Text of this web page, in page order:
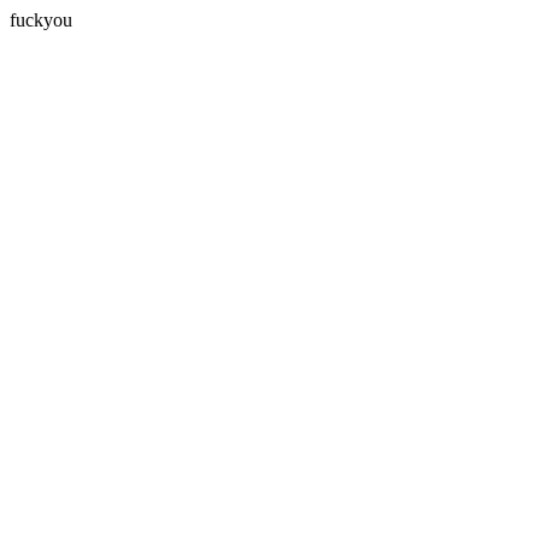
fuckyou